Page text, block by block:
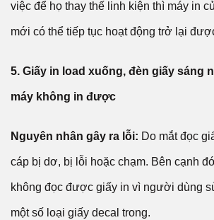
việc để họ thay thế linh kiện thì máy in
mới có thể tiếp tục hoạt động trở lại
5. Giấy in load xuống, đèn giấy sáng
máy không in được
Nguyên nhân gây ra lỗi: Do mắt đọc
cáp bị dơ, bị lỗi hoặc chạm. Bên cạnh
không đọc được giấy in vì người dùng
một số loại giấy decal trong.